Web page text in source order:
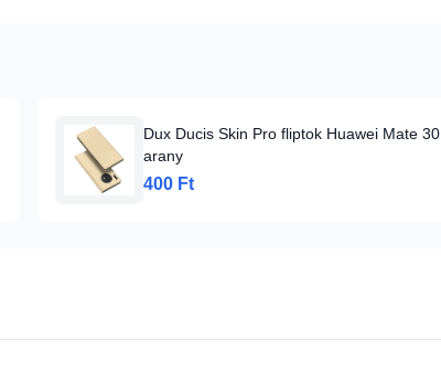
Dux Ducis Skin Pro fliptok Huawei Mate 30
arany
400 Ft